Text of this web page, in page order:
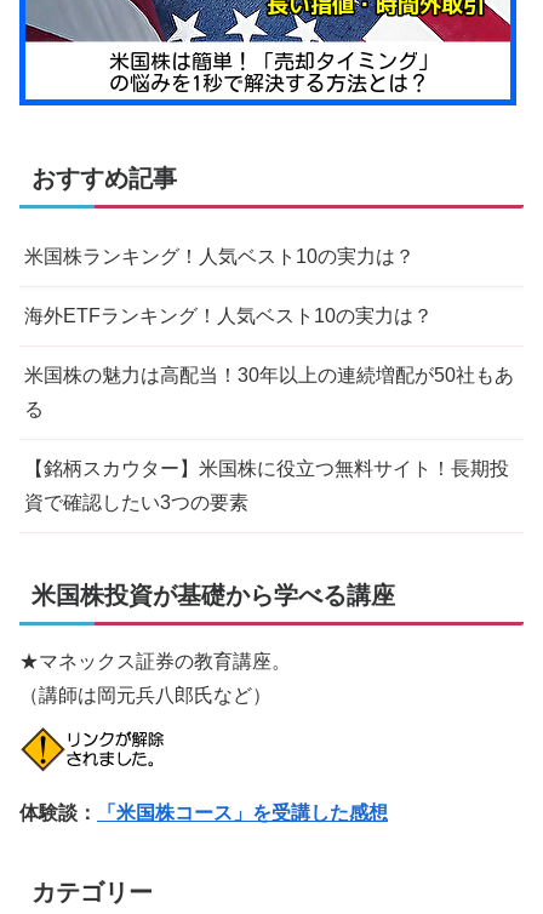
おすすめ記事
米国株ランキング！人気ベスト10の実力は？
海外ETFランキング！人気ベスト10の実力は？
米国株の魅力は高配当！30年以上の連続増配が50社もあ
る
【銘柄スカウター】米国株に役立つ無料サイト！長期投
資で確認したい3つの要素
米国株投資が基礎から学べる講座
★マネックス証券の教育講座。
（講師は岡元兵八郎氏など）
体験談： 「米国株コース」を受講した感想
カテゴリー